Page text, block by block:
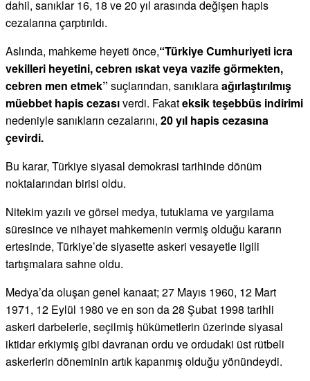
dahil, sanıklar 16, 18 ve 20 yıl arasında değişen hapis
cezalarına çarptırıldı.
Aslında, mahkeme heyeti önce,“Türkiye Cumhuriyeti icra
vekilleri heyetini, cebren ıskat veya vazife görmekten,
cebren men etmek” suçlarından, sanıklaraağırlaştırılmış
müebbet hapis cezasıverdi. Fakateksik teşebbüs indirimi
nedeniyle sanıkların cezalarını, 20 yıl hapis cezasına
çevirdi.
Bu karar, Türkiye siyasal demokrasi tarihinde dönüm
noktalarından birisi oldu.
Nitekim yazılı ve görsel medya, tutuklama ve yargılama
süresince ve nihayet mahkemenin vermiş olduğu kararın
ertesinde, Türkiye’de siyasette askeri vesayetle ilgili
tartışmalara sahne oldu.
Medya’da oluşan genel kanaat; 27 Mayıs 1960, 12 Mart
1971, 12 Eylül 1980 ve en son da 28 Şubat 1998 tarihli
askeri darbelerle, seçilmiş hükümetlerin üzerinde siyasal
iktidar erkiymiş gibi davranan ordu ve ordudaki üst rütbeli
askerlerin döneminin artık kapanmış olduğu yönündeydi.